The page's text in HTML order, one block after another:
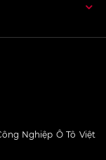
Nghiệp Ô Tô Việt